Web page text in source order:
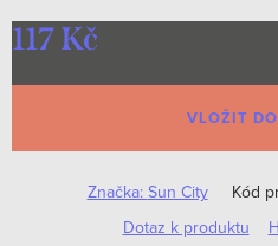
117 Kč
cena:
VLOŽIT
Značka: Sun City Kód
Dotaz k produktu